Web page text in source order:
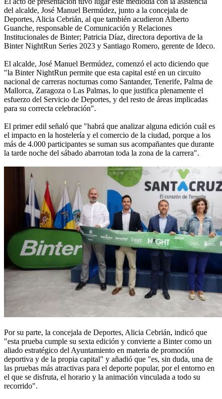
del alcalde, José Manuel Bermúdez, junto a la concejala de
Deportes, Alicia Cebrián, al que también acudieron Alberto
Guanche, responsable de Comunicación y Relaciones
Institucionales de Binter; Patricia Díaz, directora deportiva de la
Binter NightRun Series 2023 y Santiago Romero, gerente de Ideco.
El alcalde, José Manuel Bermúdez, comenzó el acto diciendo que
"la Binter NightRun permite que esta capital esté en un circuito
nacional de carreras nocturnas como Santander, Tenerife, Palma de
Mallorca, Zaragoza o Las Palmas, lo que justifica plenamente el
esfuerzo del Servicio de Deportes, y del resto de áreas implicadas
para su correcta celebración".
El primer edil señaló que "habrá que analizar alguna edición cuál es
el impacto en la hostelería y el comercio de la ciudad, porque a los
más de 4.000 participantes se suman sus acompañantes que durante
la tarde noche del sábado abarrotan toda la zona de la carrera".
Por su parte, la concejala de Deportes, Alicia Cebrián, indicó que
"esta prueba cumple su sexta edición y convierte a Binter como un
aliado estratégico del Ayuntamiento en materia de promoción
deportiva y de la propia capital" y añadió que "es, sin duda, una de
las pruebas más atractivas para el deporte popular, por el entorno en
el que se disfruta, el horario y la animación vinculada a todo su
recorrido".